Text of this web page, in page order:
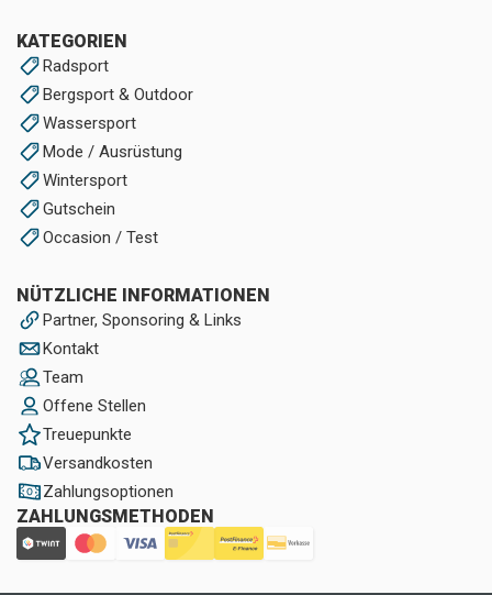
KATEGORIEN
Radsport
Bergsport & Outdoor
Wassersport
Mode / Ausrüstung
Wintersport
Gutschein
Occasion / Test
NÜTZLICHE INFORMATIONEN
Partner, Sponsoring & Links
Kontakt
Team
Offene Stellen
Treuepunkte
Versandkosten
Zahlungsoptionen
ZAHLUNGSMETHODEN